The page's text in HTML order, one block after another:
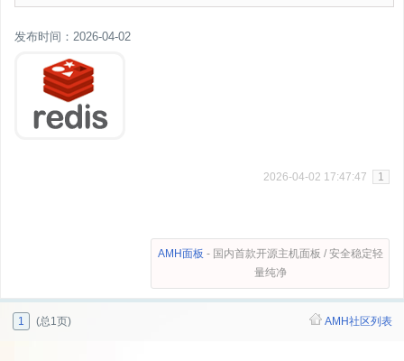
发布时间：2026-04-02
2026-04-02 17:47:47 1
AMH面板 - 国内首款开源主机面板 / 安全稳定轻
量纯净
1 (总1页) AMH社区列表